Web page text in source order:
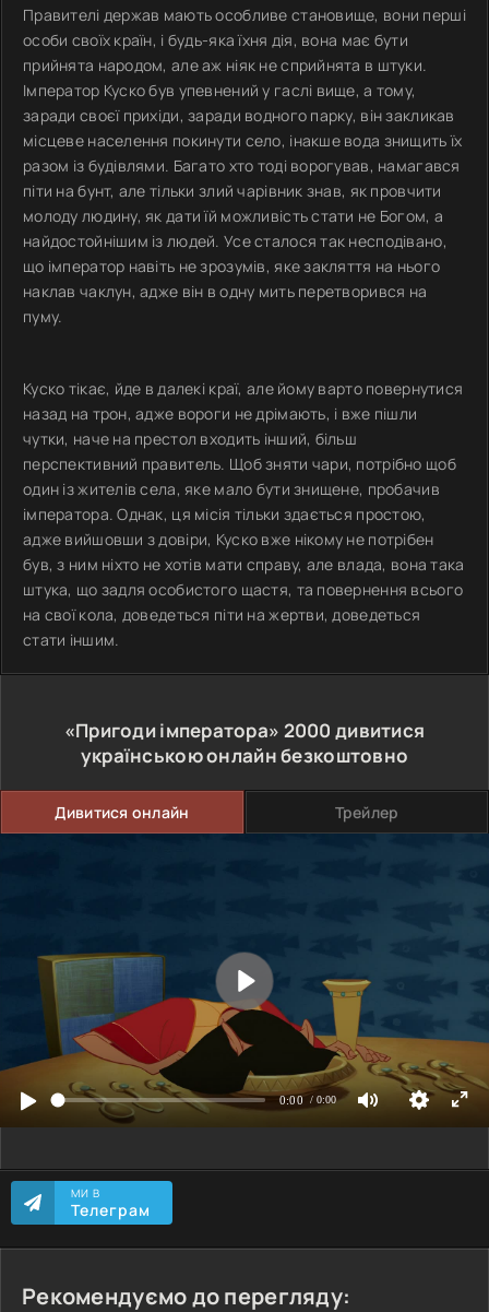
Правителі держав мають особливе становище, вони перші
особи своїх країн, і будь-яка їхня дія, вона має бути
прийнята народом, але аж ніяк не сприйнята в штуки.
Імператор Куско був упевнений у гаслі вище, а тому,
заради своєї прихіди, заради водного парку, він закликав
місцеве населення покинути село, інакше вода знищить їх
разом із будівлями. Багато хто тоді ворогував, намагався
піти на бунт, але тільки злий чарівник знав, як провчити
молоду людину, як дати їй можливість стати не Богом, а
найдостойнішим із людей. Усе сталося так несподівано,
що імператор навіть не зрозумів, яке закляття на нього
наклав чаклун, адже він в одну мить перетворився на
пуму.
Куско тікає, йде в далекі краї, але йому варто повернутися
назад на трон, адже вороги не дрімають, і вже пішли
чутки, наче на престол входить інший, більш
перспективний правитель. Щоб зняти чари, потрібно щоб
один із жителів села, яке мало бути знищене, пробачив
імператора. Однак, ця місія тільки здається простою,
адже вийшовши з довіри, Куско вже нікому не потрібен
був, з ним ніхто не хотів мати справу, але влада, вона така
штука, що задля особистого щастя, та повернення всього
на свої кола, доведеться піти на жертви, доведеться
стати іншим.
«Пригоди імператора» 2000 дивитися
українською онлайн безкоштовно
Дивитися онлайн Трейлер
МИ В
Телеграм
Рекомендуємо до перегляду: